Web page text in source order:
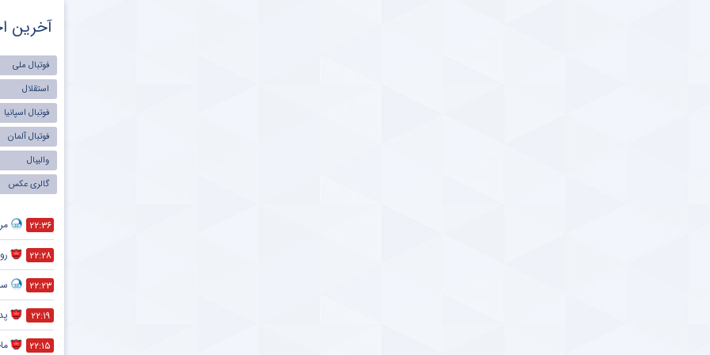
آخرین
فوتبال ملی
استقلال
فوتبال اسپانیا
فوتبال آلمان
والیبال
گالری عکس
۲۲:۳۶
۲۲:۲۸
۲۲:۲۳
۲۲:۱۹
۲۲:۱۵